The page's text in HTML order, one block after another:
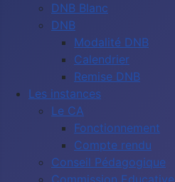
DNB Blanc
DNB
Modalité DNB
Calendrier
Remise DNB
Les instances
Le CA
Fonctionnement
Compte rendu
Conseil Pédagogique